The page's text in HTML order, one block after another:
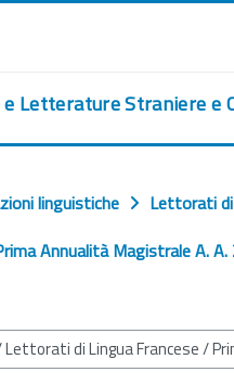
Letterature Straniere e
linguistiche Lettorati di
Annualità Magistrale A.